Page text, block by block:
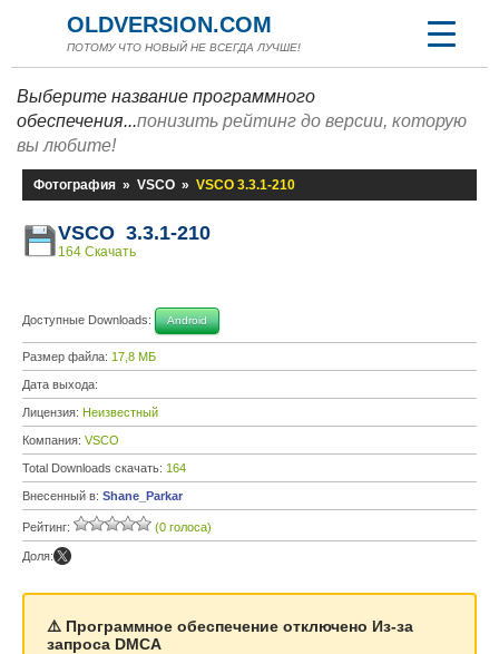
OLDVERSION.COM
ПОТОМУ ЧТО НОВЫЙ НЕ ВСЕГДА ЛУЧШЕ!
Выберите название программного
обеспечения...понизить рейтинг до версии, которую
вы любите!
Фотография » VSCO » VSCO 3.3.1-210
VSCO 3.3.1-210
164 Скачать
Доступные Downloads: Android
Размер файла: 17,8 МБ
Дата выхода:
Лицензия: Неизвестный
Компания: VSCO
Total Downloads скачать: 164
Внесенный в: Shane_Parkar
Рейтинг: (0 голоса)
Доля:
⚠️ Программное обеспечение отключено Из-за
запроса DMCA